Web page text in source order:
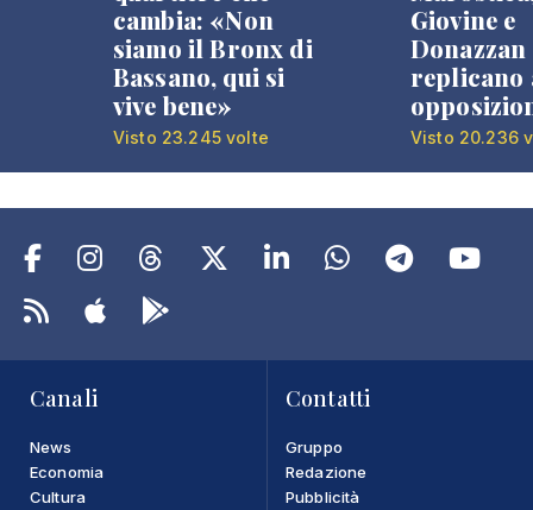
cambia: «Non
siamo il Bronx di
Bassano, qui si
vive bene»
Visto 23.245 volte
Giovine e
Donazzan
replicano
Visto 20.236
Canali
News
Economia
Cultura
Contatti
Gruppo
Redazione
Pubblicità